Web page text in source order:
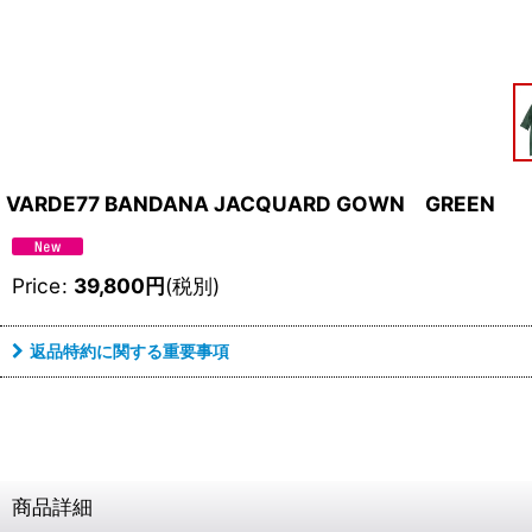
VARDE77 BANDANA JACQUARD GOWN GREEN
Price: 39,800円(税別)
返品特約に関する重要事項
商品詳細